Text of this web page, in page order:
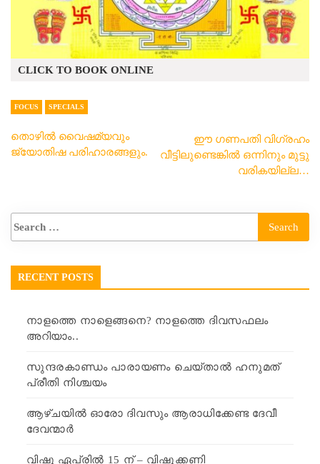
CLICK TO BOOK ONLINE
FOCUS SPECIALS
തൊഴില്‍ വൈഷമ്യവും
ജ്യോതിഷ പരിഹാരങ്ങളും.
ഈ ഗണപതി വിഗ്രഹം
വീട്ടിലുണ്ടെങ്കിൽ ഒന്നിനും മുട്ടു
വരികയില്ല…
RECENT POSTS
നാളത്തെ നാളെങ്ങനെ? നാളത്തെ ദിവസഫലം
അറിയാം..
സുന്ദരകാണ്ഡം പാരായണം ചെയ്താൽ ഹനുമത്
പ്രീതി നിശ്ചയം
ആഴ്ചയിൽ ഓരോ ദിവസും ആരാധിക്കേണ്ട ദേവീ
ദേവന്മാർ
വിഷു ഏപ്രിൽ 15 ന് – വിഷുക്കണി